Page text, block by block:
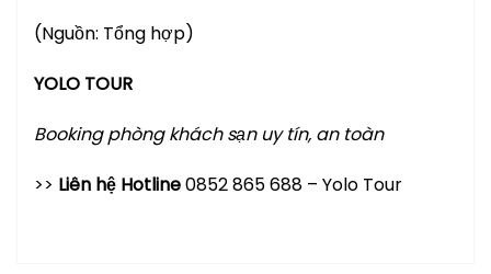
(Nguồn: Tổng hợp)
YOLO TOUR
Booking phòng khách sạn uy tín, an toàn
>> Liên hệ Hotline0852 865 688 – Yolo Tour